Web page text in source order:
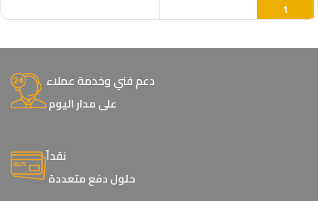
إضافة إلى السلة
دعم فني وخدمة عملاء
على مدار اليوم
نقداً
حلول دفع متعددة